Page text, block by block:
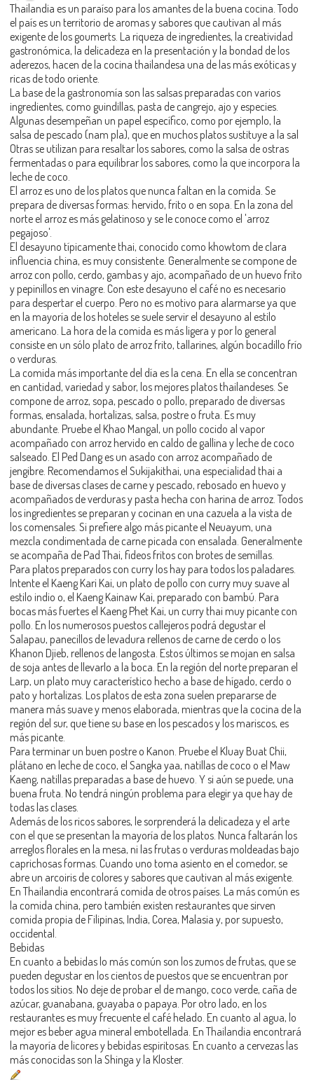
Thailandia es un paraíso para los amantes de la buena cocina. Todo
el país es un territorio de aromas y sabores que cautivan al más
exigente de los goumerts. La riqueza de ingredientes, la creatividad
gastronómica, la delicadeza en la presentación y la bondad de los
aderezos, hacen de la cocina thailandesa una de las más exóticas y
ricas de todo oriente.
La base de la gastronomía son las salsas preparadas con varios
ingredientes, como guindillas, pasta de cangrejo, ajo y especies.
Algunas desempeñan un papel específico, como por ejemplo, la
salsa de pescado (nam pla), que en muchos platos sustituye a la sal
Otras se utilizan para resaltar los sabores, como la salsa de ostras
fermentadas o para equilibrar los sabores, como la que incorpora la
leche de coco.
El arroz es uno de los platos que nunca faltan en la comida. Se
prepara de diversas formas: hervido, frito o en sopa. En la zona del
norte el arroz es más gelatinoso y se le conoce como el 'arroz
pegajoso'.
El desayuno típicamente thai, conocido como khowtom de clara
influencia china, es muy consistente. Generalmente se compone de
arroz con pollo, cerdo, gambas y ajo, acompañado de un huevo frito
y pepinillos en vinagre. Con este desayuno el café no es necesario
para despertar el cuerpo. Pero no es motivo para alarmarse ya que
en la mayoría de los hoteles se suele servir el desayuno al estilo
americano. La hora de la comida es más ligera y por lo general
consiste en un sólo plato de arroz frito, tallarines, algún bocadillo frío
o verduras.
La comida más importante del día es la cena. En ella se concentran
en cantidad, variedad y sabor, los mejores platos thailandeses. Se
compone de arroz, sopa, pescado o pollo, preparado de diversas
formas, ensalada, hortalizas, salsa, postre o fruta. Es muy
abundante. Pruebe el Khao Mangal, un pollo cocido al vapor
acompañado con arroz hervido en caldo de gallina y leche de coco
salseado. El Ped Dang es un asado con arroz acompañado de
jengibre. Recomendamos el Sukijakithai, una especialidad thai a
base de diversas clases de carne y pescado, rebosado en huevo y
acompañados de verduras y pasta hecha con harina de arroz. Todos
los ingredientes se preparan y cocinan en una cazuela a la vista de
los comensales. Si prefiere algo más picante el Neuayum, una
mezcla condimentada de carne picada con ensalada. Generalmente
se acompaña de Pad Thai, fideos fritos con brotes de semillas.
Para platos preparados con curry los hay para todos los paladares.
Intente el Kaeng Kari Kai, un plato de pollo con curry muy suave al
estilo indio o, el Kaeng Kainaw Kai, preparado con bambú. Para
bocas más fuertes el Kaeng Phet Kai, un curry thai muy picante con
pollo. En los numerosos puestos callejeros podrá degustar el
Salapau, panecillos de levadura rellenos de carne de cerdo o los
Khanon Djieb, rellenos de langosta. Estos últimos se mojan en salsa
de soja antes de llevarlo a la boca. En la región del norte preparan el
Larp, un plato muy característico hecho a base de hígado, cerdo o
pato y hortalizas. Los platos de esta zona suelen prepararse de
manera más suave y menos elaborada, mientras que la cocina de la
región del sur, que tiene su base en los pescados y los mariscos, es
más picante.
Para terminar un buen postre o Kanon. Pruebe el Kluay Buat Chii,
plátano en leche de coco, el Sangka yaa, natillas de coco o el Maw
Kaeng, natillas preparadas a base de huevo. Y si aún se puede, una
buena fruta. No tendrá ningún problema para elegir ya que hay de
todas las clases.
Además de los ricos sabores, le sorprenderá la delicadeza y el arte
con el que se presentan la mayoría de los platos. Nunca faltarán los
arreglos florales en la mesa, ni las frutas o verduras moldeadas bajo
caprichosas formas. Cuando uno toma asiento en el comedor, se
abre un arcoiris de colores y sabores que cautivan al más exigente.
En Thailandia encontrará comida de otros países. La más común es
la comida china, pero también existen restaurantes que sirven
comida propia de Filipinas, India, Corea, Malasia y, por supuesto,
occidental.
Bebidas
En cuanto a bebidas lo más común son los zumos de frutas, que se
pueden degustar en los cientos de puestos que se encuentran por
todos los sitios. No deje de probar el de mango, coco verde, caña de
azúcar, guanabana, guayaba o papaya. Por otro lado, en los
restaurantes es muy frecuente el café helado. En cuanto al agua, lo
mejor es beber agua mineral embotellada. En Thailandia encontrará
la mayoría de licores y bebidas espiritosas. En cuanto a cervezas las
más conocidas son la Shinga y la Kloster.